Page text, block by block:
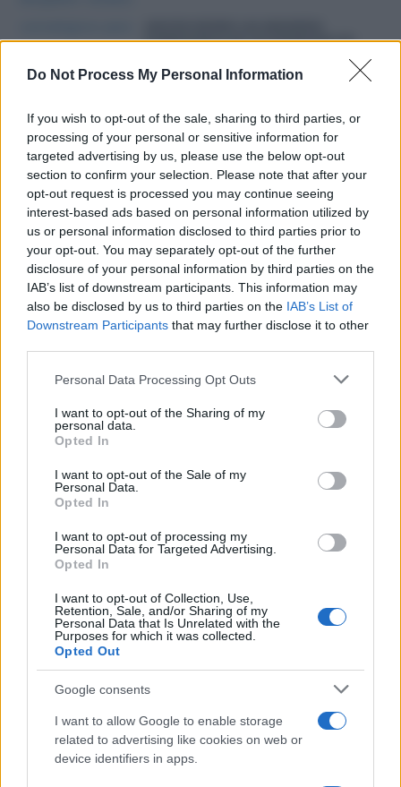
Do Not Process My Personal Information
If you wish to opt-out of the sale, sharing to third parties, or
processing of your personal or sensitive information for
targeted advertising by us, please use the below opt-out
section to confirm your selection. Please note that after your
opt-out request is processed you may continue seeing
interest-based ads based on personal information utilized by
us or personal information disclosed to third parties prior to
your opt-out. You may separately opt-out of the further
disclosure of your personal information by third parties on the
IAB’s list of downstream participants. This information may
also be disclosed by us to third parties on the IAB’s List of
Downstream Participants that may further disclose it to other
Please note that this website/app uses one or more Google
not limited to your visit or usage behaviour. You may click to
grant or deny consent to Google and its third-party tags to
use your data for below specified purposes in below Google
consent section.
Personal Data Processing Opt Outs
I want to opt-out of the Sharing of my
personal data.
Opted In
I want to opt-out of the Sale of my
Personal Data.
Opted In
I want to opt-out of processing my
Personal Data for Targeted Advertising.
Opted In
I want to opt-out of Collection, Use,
Retention, Sale, and/or Sharing of my
Personal Data that Is Unrelated with the
Purposes for which it was collected.
Opted Out
Google consents
I want to allow Google to enable storage
related to advertising like cookies on web or
device identifiers in apps.
COMPETENCIA DE LOS DESPACHOS DE
DEL TÍTULO UNIVERSITARIO AL
EJERCICIO PROFESIONAL: ASÍ CAMBIÓ
EL ACCESO A LA ABOGACÍA EN ESPAÑA
WEBINARIO | FÓRMULAS DE
CRECIMIENTO EN LOS DESPACHOS DE
ABOGADOS
EFICIENCIA DE UN DEPARTAMENTO
CONSOLIDA COMO UNA
ESPECIALIZACIÓN CON CRECIENTE
PROYECCIÓN PROFESIONAL Y JURÍDICA